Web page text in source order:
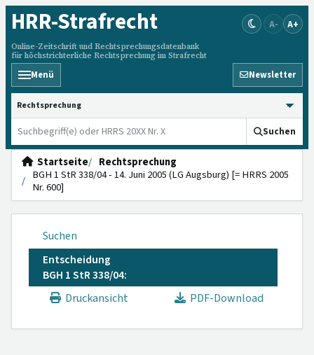
HRR-Strafrecht
Online-Zeitschrift und Rechtsprechungsdatenbank
für höchstrichterliche Rechtsprechung im Strafrecht
A- A+
Menü Newsletter
HRRS durchsuchen
Suchen
Startseite
Rechtsprechung
BGH 1 StR 338/04 - 14. Juni 2005 (LG Augsburg) [= HRRS 2005
Nr. 600]
Suchen
Entscheidung
BGH 1 StR 338/04:
Druckansicht
PDF-Download